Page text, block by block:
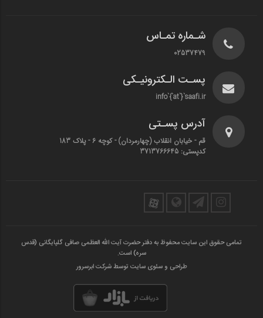
شـماره تمـاس
02537479
پسـت الـکترونیـکی
info`{`at`}`saafi.ir
آدرس پسـتی
قم - خیابان انقلاب (چهارمردان)‌ - کوچه 6 - پلاک 183
کدپستی: 3713766645
تمامی حقوق این سایت محفوظ به دفتر حضرت آیت الله العظمی صافی گلپایگانی (قدس
سره) است.
طراحی و سئوی سایت توسط شرکت ابرسرور